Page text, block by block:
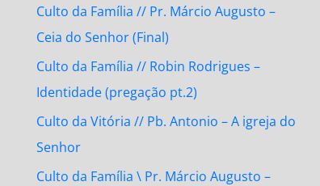
Culto da Família // Pr. Márcio Augusto –
Ceia do Senhor (Final)
Culto da Família // Robin Rodrigues –
Identidade (pregação pt.2)
Culto da Vitória // Pb. Antonio – A igreja do
Senhor
Culto da Família \ Pr. Márcio Augusto –